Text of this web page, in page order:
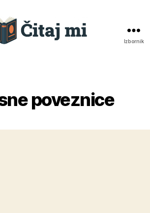
Izbornik
Kategorije
poveznice